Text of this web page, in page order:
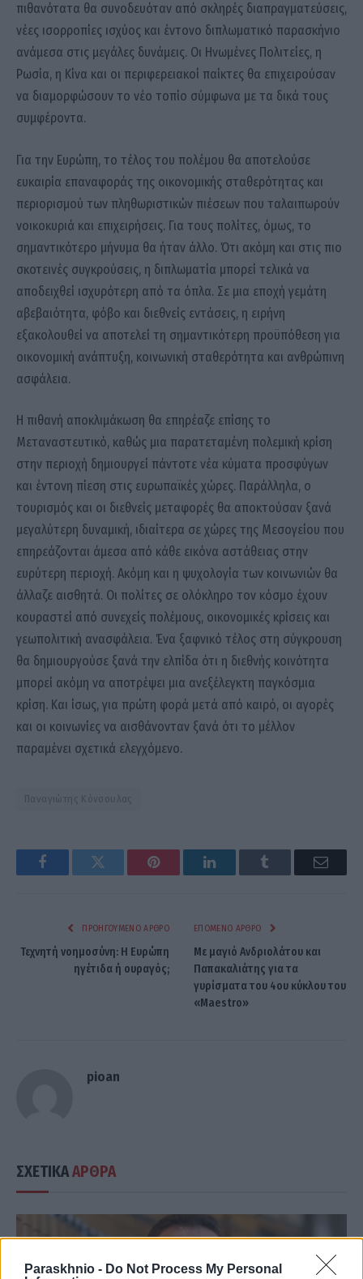
Paraskhnio - Do Not Process My Personal
πιθανότατα θα συνοδευόταν από σκληρές διαπραγματεύσεις,
νέες ισορροπίες ισχύος και έντονο διπλωματικό παρασκήνιο
ανάμεσα στις μεγάλες δυνάμεις. Οι Ηνωμένες Πολιτείες, η
Ρωσία, η Κίνα και οι περιφερειακοί παίκτες θα επιχειρούσαν
να διαμορφώσουν το νέο τοπίο σύμφωνα με τα δικά τους
συμφέροντα.
Για την Ευρώπη, το τέλος του πολέμου θα αποτελούσε
ευκαιρία επαναφοράς της οικονομικής σταθερότητας και
περιορισμού των πληθωριστικών πιέσεων που ταλαιπωρούν
νοικοκυριά και επιχειρήσεις. Για τους πολίτες, όμως, το
σημαντικότερο μήνυμα θα ήταν άλλο. Ότι ακόμη και στις πιο
σκοτεινές συγκρούσεις, η διπλωματία μπορεί τελικά να
αποδειχθεί ισχυρότερη από τα όπλα. Σε μια εποχή γεμάτη
αβεβαιότητα, φόβο και διεθνείς εντάσεις, η ειρήνη
εξακολουθεί να αποτελεί τη σημαντικότερη προϋπόθεση για
οικονομική ανάπτυξη, κοινωνική σταθερότητα και ανθρώπινη
ασφάλεια.
Η πιθανή αποκλιμάκωση θα επηρέαζε επίσης το
Μεταναστευτικό, καθώς μια παρατεταμένη πολεμική κρίση
στην περιοχή δημιουργεί πάντοτε νέα κύματα προσφύγων
και έντονη πίεση στις ευρωπαϊκές χώρες. Παράλληλα, ο
τουρισμός και οι διεθνείς μεταφορές θα αποκτούσαν ξανά
μεγαλύτερη δυναμική, ιδιαίτερα σε χώρες της Μεσογείου που
επηρεάζονται άμεσα από κάθε εικόνα αστάθειας στην
ευρύτερη περιοχή. Ακόμη και η ψυχολογία των κοινωνιών θα
άλλαζε αισθητά. Οι πολίτες σε ολόκληρο τον κόσμο έχουν
κουραστεί από συνεχείς πολέμους, οικονομικές κρίσεις και
γεωπολιτική ανασφάλεια. Ένα ξαφνικό τέλος στη σύγκρουση
θα δημιουργούσε ξανά την ελπίδα ότι η διεθνής κοινότητα
μπορεί ακόμη να αποτρέψει μια ανεξέλεγκτη παγκόσμια
κρίση. Και ίσως, για πρώτη φορά μετά από καιρό, οι αγορές
και οι κοινωνίες να αισθάνονταν ξανά ότι το μέλλον
παραμένει σχετικά ελεγχόμενο.
Παναγιώτης Κόνσουλας
FacebookTwitter Pinterest LinkedInTumblr Email
ΠΡΟΗΓΟΎΜΕΝΟ ΆΡΘΡΟ
Τεχνητή νοημοσύνη: Η Ευρώπη
ηγέτιδα ή ουραγός;
ΕΠΌΜΕΝΟ ΆΡΘΡΟ
Με μαγιό Ανδριολάτου και
Παπακαλιάτης για τα
γυρίσματα του 4ου κύκλου του
«Maestro»
pioan
ΣΧΕΤΙΚΑΑΡΘΡΑ